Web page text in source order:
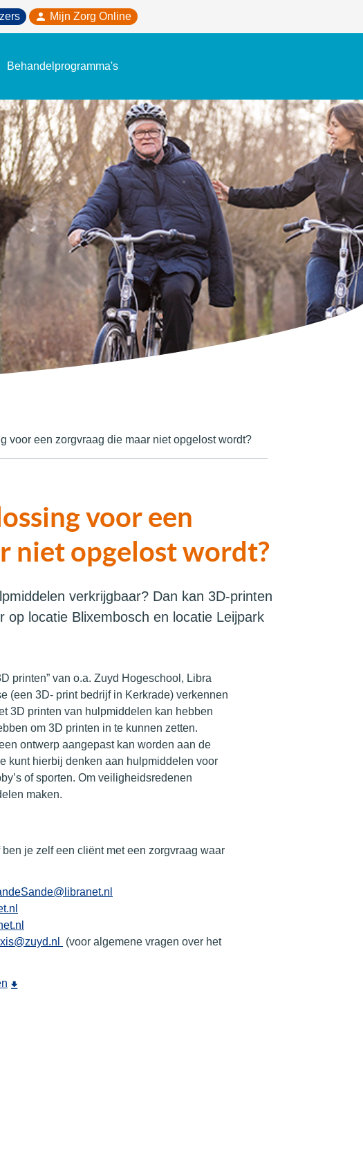
Mijn Zorg Online
Behandelprogramma's
voor een zorgvraag die maar niet opgelost wordt?
voor een
niet opgelost wordt?
verkrijgbaar? Dan kan 3D-printen
locatie Blixembosch en locatie Leijpark
printen” van o.a. Zuyd Hogeschool, Libra
(een 3D- print bedrijf in Kerkrade) verkennen
3D printen van hulpmiddelen kan hebben
om 3D printen in te kunnen zetten.
ontwerp aangepast kan worden aan de
kunt hierbij denken aan hulpmiddelen voor
of sporten. Om veiligheidsredenen
maken.
je zelf een cliënt met een zorgvraag waar
(voor algemene vragen over het